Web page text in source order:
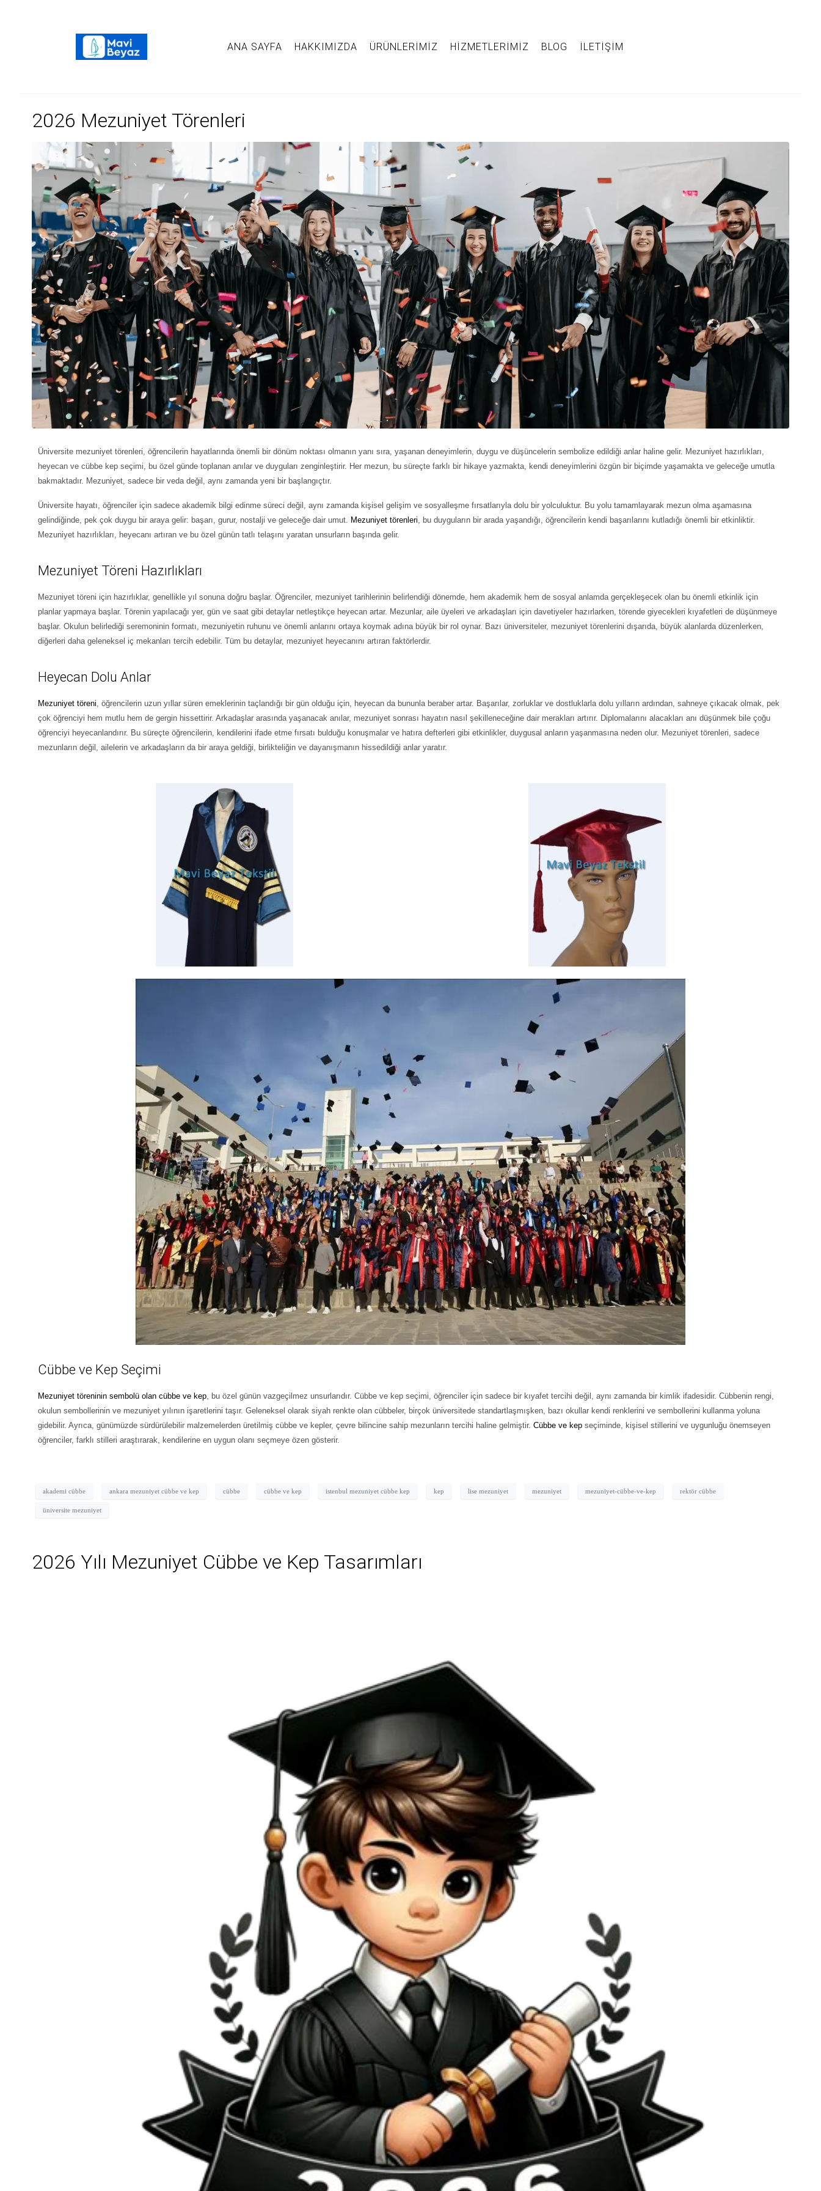
ANA SAYFA HAKKIMIZDA ÜRÜNLERIMIZ HIZMETLERIMIZ BLOG İLETIŞIM
2026 Mezuniyet Törenleri
Üniversite mezuniyet törenleri, öğrencilerin hayatlarında önemli bir dönüm noktası olmanın yanı sıra, yaşanan deneyimlerin, duygu ve düşüncelerin sembolize edildiği anlar haline gelir. Mezuniyet hazırlıkları,
heyecan ve cübbe kep seçimi, bu özel günde toplanan anılar ve duyguları zenginleştirir. Her mezun, bu süreçte farklı bir hikaye yazmakta, kendi deneyimlerini özgün bir biçimde yaşamakta ve geleceğe umutla
bakmaktadır. Mezuniyet, sadece bir veda değil, aynı zamanda yeni bir başlangıçtır.
Üniversite hayatı, öğrenciler için sadece akademik bilgi edinme süreci değil, aynı zamanda kişisel gelişim ve sosyalleşme fırsatlarıyla dolu bir yolculuktur. Bu yolu tamamlayarak mezun olma aşamasına
gelindiğinde, pek çok duygu bir araya gelir: başarı, gurur, nostalji ve geleceğe dair umut. Mezuniyet törenleri, bu duyguların bir arada yaşandığı, öğrencilerin kendi başarılarını kutladığı önemli bir etkinliktir.
Mezuniyet hazırlıkları, heyecanı artıran ve bu özel günün tatlı telaşını yaratan unsurların başında gelir.
Mezuniyet Töreni Hazırlıkları
Mezuniyet töreni için hazırlıklar, genellikle yıl sonuna doğru başlar. Öğrenciler, mezuniyet tarihlerinin belirlendiği dönemde, hem akademik hem de sosyal anlamda gerçekleşecek olan bu önemli etkinlik için
planlar yapmaya başlar. Törenin yapılacağı yer, gün ve saat gibi detaylar netleştikçe heyecan artar. Mezunlar, aile üyeleri ve arkadaşları için davetiyeler hazırlarken, törende giyecekleri kıyafetleri de düşünmeye
başlar. Okulun belirlediği seremoninin formatı, mezuniyetin ruhunu ve önemli anlarını ortaya koymak adına büyük bir rol oynar. Bazı üniversiteler, mezuniyet törenlerini dışarıda, büyük alanlarda düzenlerken,
diğerleri daha geleneksel iç mekanları tercih edebilir. Tüm bu detaylar, mezuniyet heyecanını artıran faktörlerdir.
Heyecan Dolu Anlar
Mezuniyet töreni, öğrencilerin uzun yıllar süren emeklerinin taçlandığı bir gün olduğu için, heyecan da bununla beraber artar. Başarılar, zorluklar ve dostluklarla dolu yılların ardından, sahneye çıkacak olmak, pek
çok öğrenciyi hem mutlu hem de gergin hissettirir. Arkadaşlar arasında yaşanacak anılar, mezuniyet sonrası hayatın nasıl şekilleneceğine dair merakları artırır. Diplomalarını alacakları anı düşünmek bile çoğu
öğrenciyi heyecanlandırır. Bu süreçte öğrencilerin, kendilerini ifade etme fırsatı bulduğu konuşmalar ve hatıra defterleri gibi etkinlikler, duygusal anların yaşanmasına neden olur. Mezuniyet törenleri, sadece
mezunların değil, ailelerin ve arkadaşların da bir araya geldiği, birlikteliğin ve dayanışmanın hissedildiği anlar yaratır.
Cübbe ve Kep Seçimi
Mezuniyet töreninin sembolü olan cübbe ve kep, bu özel günün vazgeçilmez unsurlarıdır. Cübbe ve kep seçimi, öğrenciler için sadece bir kıyafet tercihi değil, aynı zamanda bir kimlik ifadesidir. Cübbenin rengi,
okulun sembollerinin ve mezuniyet yılının işaretlerini taşır. Geleneksel olarak siyah renkte olan cübbeler, birçok üniversitede standartlaşmışken, bazı okullar kendi renklerini ve sembollerini kullanma yoluna
gidebilir. Ayrıca, günümüzde sürdürülebilir malzemelerden üretilmiş cübbe ve kepler, çevre bilincine sahip mezunların tercihi haline gelmiştir. Cübbe ve kep seçiminde, kişisel stillerini ve uygunluğu önemseyen
öğrenciler, farklı stilleri araştırarak, kendilerine en uygun olanı seçmeye özen gösterir.
akademi cübbe ankara mezuniyet cübbe ve kep cübbe cübbe ve kep istenbul mezuniyet cübbe kep kep lise mezuniyet mezuniyet mezuniyet-cübbe-ve-kep rektör cübbe
üniversite mezuniyet
2026 Yılı Mezuniyet Cübbe ve Kep Tasarımları